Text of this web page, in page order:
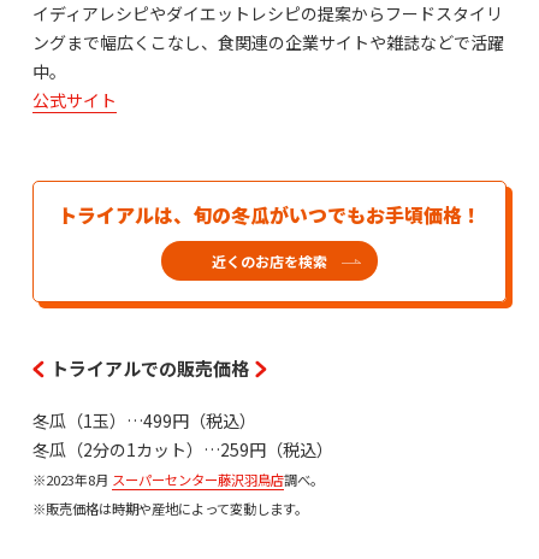
イディアレシピやダイエットレシピの提案からフードスタイリ
ングまで幅広くこなし、食関連の企業サイトや雑誌などで活躍
中。
公式サイト
トライアルは、旬の冬瓜がいつでもお手頃価格！
近くのお店を検索
トライアルでの販売価格
冬瓜（1玉）…499円（税込）
冬瓜（2分の1カット）…259円（税込）
※2023年8月 スーパーセンター藤沢羽鳥店調べ。
※販売価格は時期や産地によって変動します。